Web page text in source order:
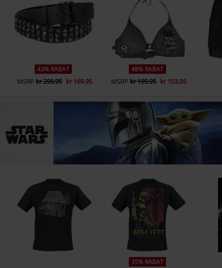
43% RABAT
MSRP kr 299.95 kr 169.95
48% RABAT
MSRP kr 199.95 kr 103.95
35% RABAT